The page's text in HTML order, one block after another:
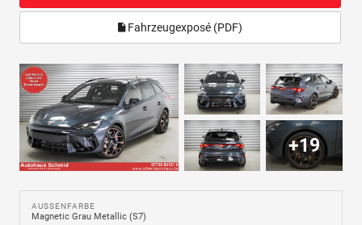
Fahrzeugexposé (PDF)
+19
AUSSENFARBE
Magnetic Grau Metallic (S7)